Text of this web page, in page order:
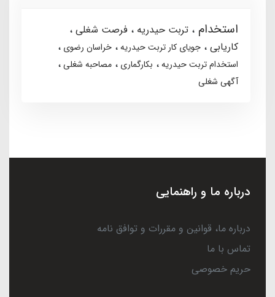
استخدام تربت حیدریه
فرصت شغلی
کاریابی
جویای کار تربت حیدریه
خراسان رضوی
استخدام تربت حیدریه
بکارگماری
مصاحبه شغلی
آگهی شغلی
درباره ما و راهنمایی
درباره ما، قوانین و مقررات و توافق نامه
تماس با ما
حریم خصوصی